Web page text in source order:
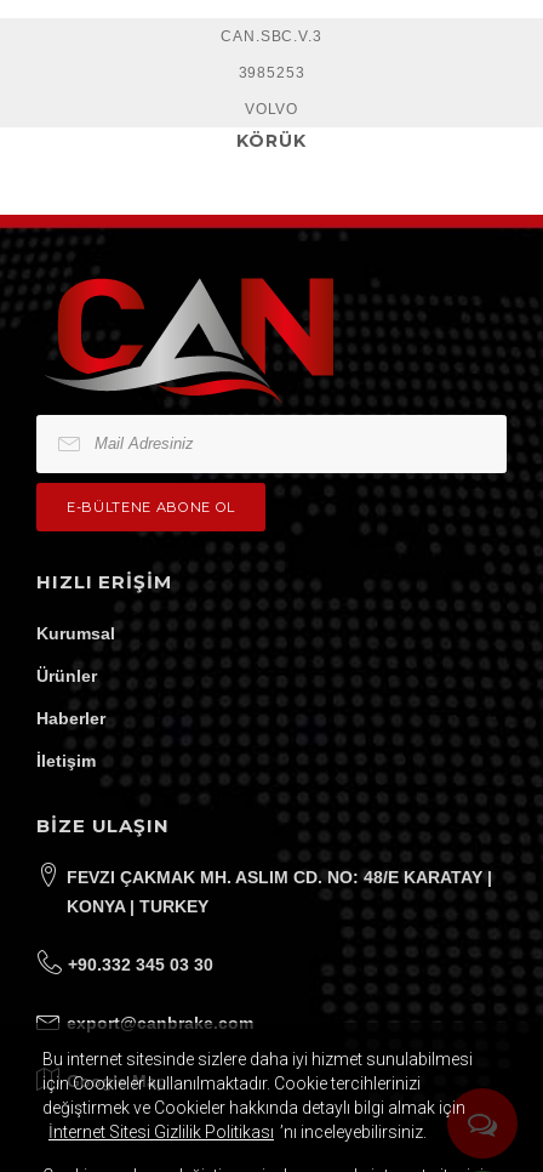
CAN.SBC.V.3
3985253
VOLVO
KÖRÜK
HIZLI ERIŞIM
Kurumsal
Ürünler
Haberler
İletişim
BİZE ULAŞIN
FEVZI ÇAKMAK MH. ASLIM CD. NO: 48/E KARATAY |
KONYA | TURKEY
+90.332 345 03 30
export@canbrake.com
Google Map
Bu internet sitesinde sizlere daha iyi hizmet sunulabilmesi
için Cookieler kullanılmaktadır. Cookie tercihlerinizi
değiştirmek ve Cookieler hakkında detaylı bilgi almak için
İnternet Sitesi Gizlilik Politikası ’nı inceleyebilirsiniz.